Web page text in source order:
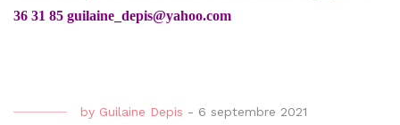
36 31 85 guilaine_depis@yahoo.com
by Guilaine Depis - 6 septembre 2021